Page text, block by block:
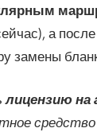
а
замены
лицензию на